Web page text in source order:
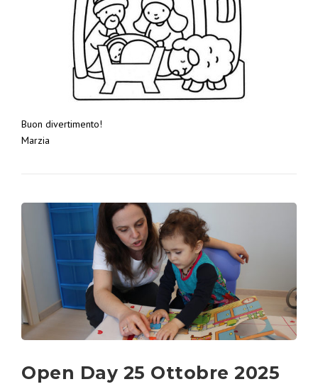
Buon divertimento!
Marzia
Open Day 25 Ottobre 2025